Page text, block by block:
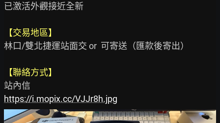
已激活外觀接近全新
【交易地區】
林口/雙北捷運站面交 or  可寄送（匯款後寄出）
【聯絡方式】
https://i.mopix.cc/VJJr8h.jpg